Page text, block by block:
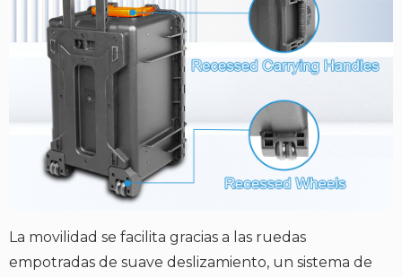
La movilidad se facilita gracias a las ruedas
empotradas de suave deslizamiento, un sistema de